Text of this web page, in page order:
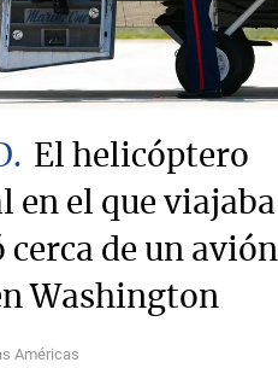
El helicóptero
en el que viajaba
de un avión
Washington
Américas